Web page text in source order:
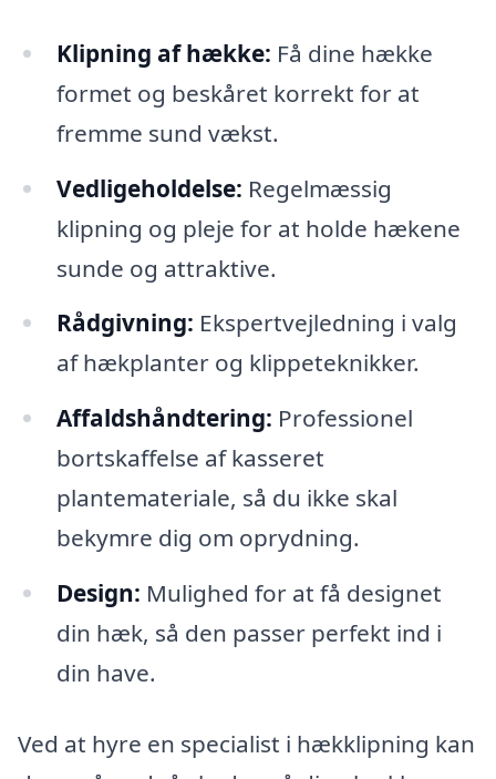
Klipning af hække: Få dine hække
formet og beskåret korrekt for at
fremme sund vækst.
Vedligeholdelse: Regelmæssig
klipning og pleje for at holde hækene
sunde og attraktive.
Rådgivning: Ekspertvejledning i valg
af hækplanter og klippeteknikker.
Affaldshåndtering: Professionel
bortskaffelse af kasseret
plantemateriale, så du ikke skal
bekymre dig om oprydning.
Design: Mulighed for at få designet
din hæk, så den passer perfekt ind i
din have.
Ved at hyre en specialist i hækklipning kan